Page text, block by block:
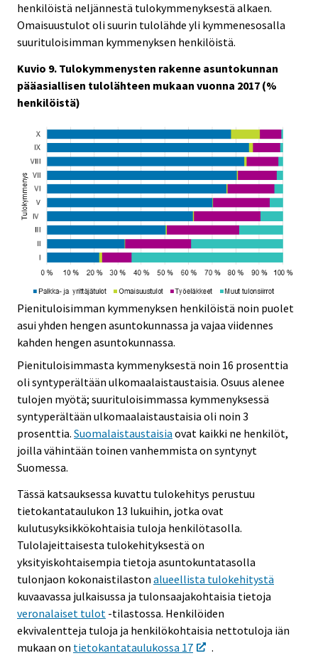
henkilöistä neljännestä tulokymmenyksestä alkaen.
Omaisuustulot oli suurin tulolähde yli kymmenesosalla
suurituloisimman kymmenyksen henkilöistä.
Kuvio 9. Tulokymmenysten rakenne asuntokunnan
pääasiallisen tulolähteen mukaan vuonna 2017 (%
henkilöistä)
Pienituloisimman kymmenyksen henkilöistä noin puolet
asui yhden hengen asuntokunnassa ja vajaa viidennes
kahden hengen asuntokunnassa.
Pienituloisimmasta kymmenyksestä noin 16 prosenttia
oli syntyperältään ulkomaalaistaustaisia. Osuus alenee
tulojen myötä; suurituloisimmassa kymmenyksessä
syntyperältään ulkomaalaistaustaisia oli noin 3
prosenttia. Suomalaistaustaisia ovat kaikki ne henkilöt,
joilla vähintään toinen vanhemmista on syntynyt
Suomessa.
Tässä katsauksessa kuvattu tulokehitys perustuu
tietokantataulukon 13 lukuihin, jotka ovat
kulutusyksikkökohtaisia tuloja henkilötasolla.
Tulolajeittaisesta tulokehityksestä on
yksityiskohtaisempia tietoja asuntokuntatasolla
tulonjaon kokonaistilaston alueellista tulokehitystä
kuvaavassa julkaisussa ja tulonsaajakohtaisia tietoja
veronalaiset tulot -tilastossa. Henkilöiden
ekvivalentteja tuloja ja henkilökohtaisia nettotuloja iän
mukaan on tietokantataulukossa 17 .